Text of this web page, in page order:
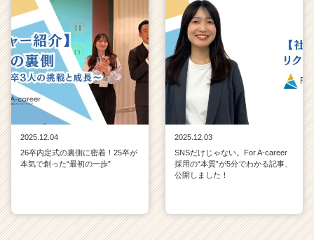
2025.12.04
26卒内定式の裏側に密着！25卒が
本気で創った“最初の一歩”
2025.12.03
SNSだけじゃない。For A-career
採用の“本質”が5分でわかる記事、
公開しました！